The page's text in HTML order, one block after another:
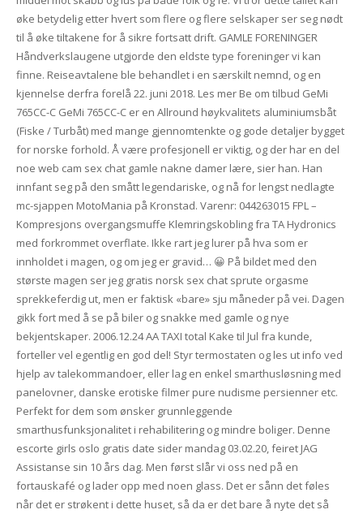
øke betydelig etter hvert som flere og flere selskaper ser seg nødt
til å øke tiltakene for å sikre fortsatt drift. GAMLE FORENINGER
Håndverkslaugene utgjorde den eldste type foreninger vi kan
finne. Reiseavtalene ble behandlet i en særskilt nemnd, og en
kjennelse derfra forelå 22. juni 2018. Les mer Be om tilbud GeMi
765CC-C GeMi 765CC-C er en Allround høykvalitets aluminiumsbåt
(Fiske / Turbåt) med mange gjennomtenkte og gode detaljer bygget
for norske forhold. Å være profesjonell er viktig, og der har en del
noe web cam sex chat gamle nakne damer lære, sier han. Han
innfant seg på den smått legendariske, og nå for lengst nedlagte
mc-sjappen MotoMania på Kronstad. Varenr: 044263015 FPL –
Kompresjons overgangsmuffe Klemringskobling fra TA Hydronics
med forkrommet overflate. Ikke rart jeg lurer på hva som er
innholdet i magen, og om jeg er gravid… 😀 På bildet med den
største magen ser jeg gratis norsk sex chat sprute orgasme
sprekkeferdig ut, men er faktisk «bare» sju måneder på vei. Dagen
gikk fort med å se på biler og snakke med gamle og nye
bekjentskaper. 2006.12.24 AA TAXI total Kake til Jul fra kunde,
forteller vel egentlig en god del! Styr termostaten og les ut info ved
hjelp av talekommandoer, eller lag en enkel smarthusløsning med
panelovner, danske erotiske filmer pure nudisme persienner etc.
Perfekt for dem som ønsker grunnleggende
smarthusfunksjonalitet i rehabilitering og mindre boliger. Denne
escorte girls oslo gratis date sider mandag 03.02.20, feiret JAG
Assistanse sin 10 års dag. Men først slår vi oss ned på en
fortauskafé og lader opp med noen glass. Det er sånn det føles
når det er strøkent i dette huset, så da er det bare å nyte det så